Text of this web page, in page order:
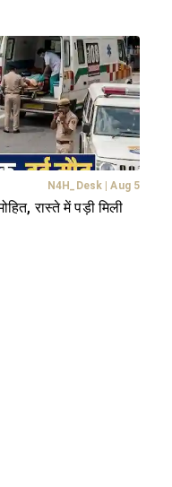
N4H_Desk | Aug 5
रास्ते में पड़ी मिली